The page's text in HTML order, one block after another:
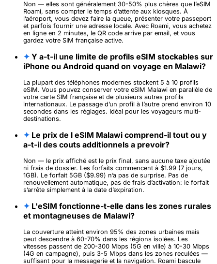
Non — elles sont généralement 30-50% plus chères que l’eSIM
Roami, sans compter le temps d’attente aux kiosques. À
l’aéroport, vous devez faire la queue, présenter votre passeport
et parfois fournir une adresse locale. Avec Roami, vous achetez
en ligne en 2 minutes, le QR code arrive par email, et vous
gardez votre SIM française active.
✦ Y a-t-il une limite de profils eSIM stockables sur
iPhone ou Android quand on voyage en Malawi?
La plupart des téléphones modernes stockent 5 à 10 profils
eSIM. Vous pouvez conserver votre eSIM Malawi en parallèle de
votre carte SIM française et de plusieurs autres profils
internationaux. Le passage d’un profil à l’autre prend environ 10
secondes dans les réglages. Idéal pour les voyageurs multi-
destinations.
✦ Le prix de l eSIM Malawi comprend-il tout ou y
a-t-il des couts additionnels a prevoir?
Non — le prix affiché est le prix final, sans aucune taxe ajoutée
ni frais de dossier. Les forfaits commencent à $1.99 (7 jours,
1GB). Le forfait 5GB ($9.99) n’a pas de surprise. Pas de
renouvellement automatique, pas de frais d’activation: le forfait
s’arrête simplement à la date d’expiration.
✦ L'eSIM fonctionne-t-elle dans les zones rurales
et montagneuses de Malawi?
La couverture atteint environ 95% des zones urbaines mais
peut descendre à 60-70% dans les régions isolées. Les
vitesses passent de 200-300 Mbps (5G en ville) à 10-30 Mbps
(4G en campagne), puis 3-5 Mbps dans les zones reculées —
suffisant pour la messagerie et la navigation. Roami bascule